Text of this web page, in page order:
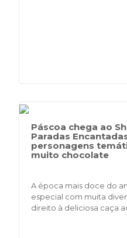
Páscoa chega ao
Paradas
personagens
muito chocolate
A época mais doce do
especial com muita
direito à deliciosa caça